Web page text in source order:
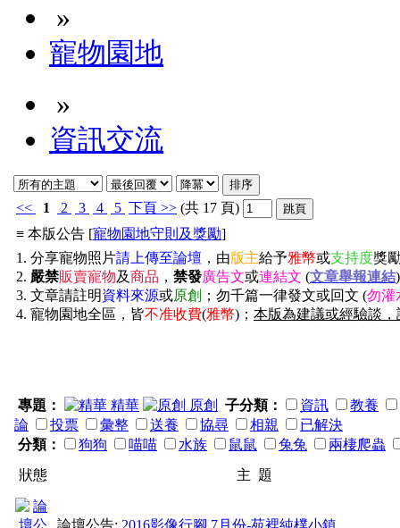
»
寵物園地
»
資訊交流
<< 1 2 3 4 5 下頁 >> (共 17 頁)
≡ 本版公告 [寵物園地守則及獎勵]
1. 分享寵物照片請上傳至論壇 ，由版主給予雅幣或支持度獎
2. 嚴禁販賣寵物及商品 ， 禁發廣告文或連結文 (文章舉報連結
3. 文章請註明資料來源或原創 ；勿千篇一律發文或回文 (勿灌
4. 寵物園地全區，皆不准收費(雅幣)； 本版為建議或經驗談
專題： 精華 原創 子分類： 資訊
教養
論
投票 彙整 送養 協尋 相親
已解決
分類：
狗狗 喵喵 水族 鼠鼠 兔兔
兩棲爬蟲
狀態
主 題
論壇公告: 2016影像行腳 7月份-苑裡純樸小鎮